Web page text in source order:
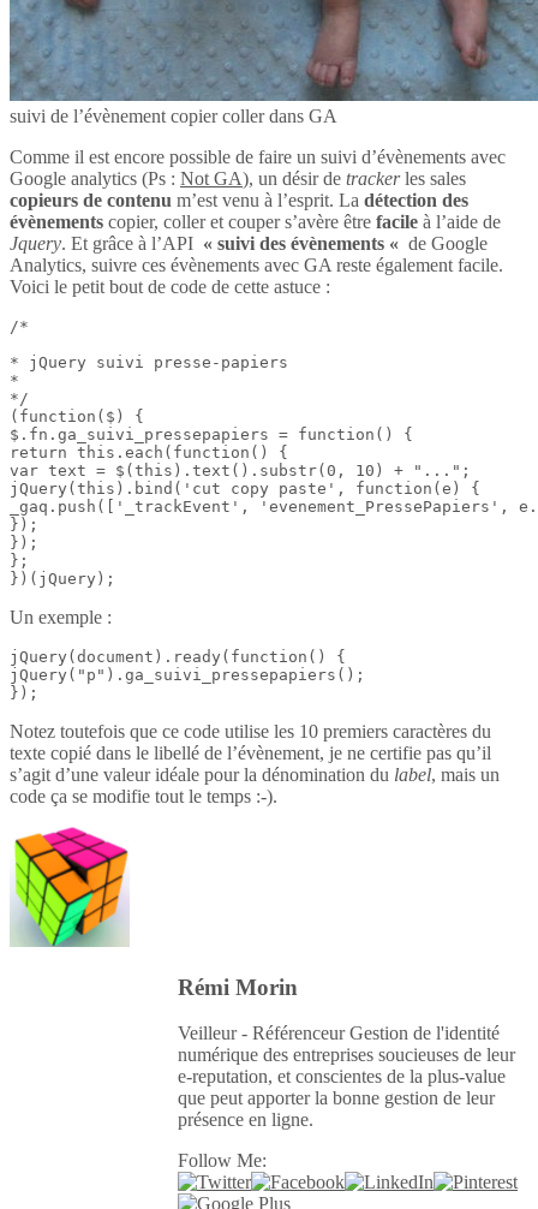
suivi de l’évènement copier coller dans GA
Comme il est encore possible de faire un suivi d’évènements avec
Google analytics (Ps : Not GA), un désir de trackerles sales
copieurs de contenu m’est venu à l’esprit. La détection des
évènements copier, coller et couper s’avère être facile à l’aide de
Jquery. Et grâce à l’API « suivi des évènements « de Google
Analytics, suivre ces évènements avec GA reste également facile.
Voici le petit bout de code de cette astuce :
/*
* jQuery suivi presse-papiers
*
*/
(function($) {
$.fn.ga_suivi_pressepapiers = function() {
return this.each(function() {
var text = $(this).text().substr(0, 10) + "...";
jQuery(this).bind('cut copy paste', function(e) {
_gaq.push(['_trackEvent', 'evenement_PressePapiers',
});
});
};
})(jQuery);
Un exemple :
jQuery(document).ready(function() {
jQuery("p").ga_suivi_pressepapiers();
});
Notez toutefois que ce code utilise les 10 premiers caractères du
texte copié dans le libellé de l’évènement, je ne certifie pas qu’il
s’agit d’une valeur idéale pour la dénomination du label, mais un
code ça se modifie tout le temps :-).
Rémi Morin
Veilleur - Référenceur Gestion de l'identité
numérique des entreprises soucieuses de leur
e-reputation, et conscientes de la plus-value
que peut apporter la bonne gestion de leur
présence en ligne.
Follow Me: